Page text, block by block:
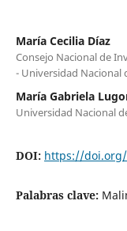
María Cecilia Díaz
Consejo Nacional de
- Universidad Nacional
María Gabriela
Universidad Nacional
DOI: https://doi.org/
Palabras clave: